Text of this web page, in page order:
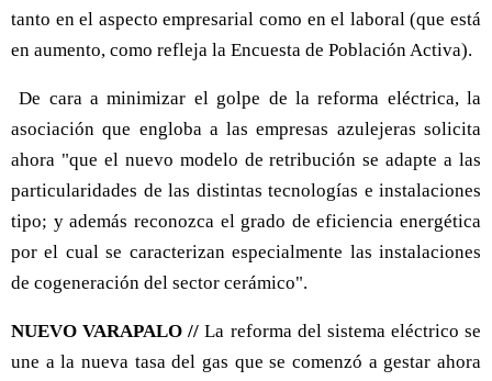
tanto en el aspecto empresarial como en el laboral (que está
en aumento, como refleja la Encuesta de Población Activa).
De cara a minimizar el golpe de la reforma eléctrica, la
asociación que engloba a las empresas azulejeras solicita
ahora "que el nuevo modelo de retribución se adapte a las
particularidades de las distintas tecnologías e instalaciones
tipo; y además reconozca el grado de eficiencia energética
por el cual se caracterizan especialmente las instalaciones
de cogeneración del sector cerámico".
NUEVO VARAPALO //La reforma del sistema eléctrico se
une a la nueva tasa del gas que se comenzó a gestar ahora